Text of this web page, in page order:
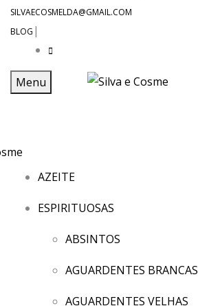
SILVAECOSMELDA@GMAIL.COM
BLOG |
Menu
AZEITE
ESPIRITUOSAS
ABSINTOS
AGUARDENTES BRANCAS
AGUARDENTES VELHAS